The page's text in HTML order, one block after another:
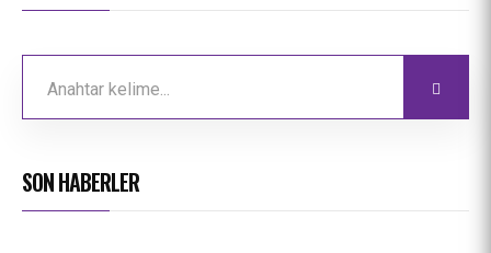
SON HABERLER